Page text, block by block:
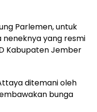
Parlemen, untuk
yang resmi
Kabupaten Jember
ditemani oleh
bunga